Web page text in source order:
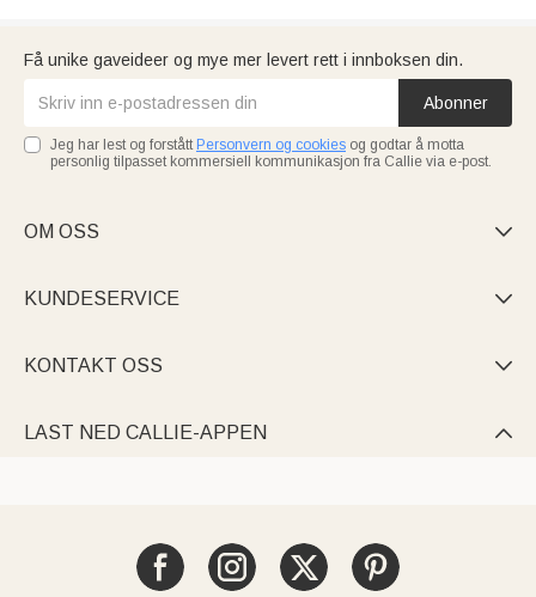
Få unike gaveideer og mye mer levert rett i innboksen din.
Abonner
Jeg har lest og forstått Personvern og cookies og godtar å motta
personlig tilpasset kommersiell kommunikasjon fra Callie via e-post.
OM OSS 
KUNDESERVICE 
KONTAKT OSS 
LAST NED CALLIE-APPEN 